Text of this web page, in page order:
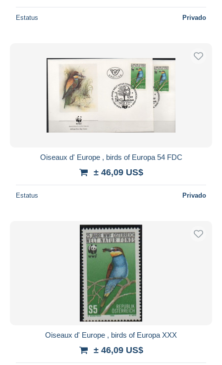
Estatus Privado
Oiseaux d' Europe , birds of Europa 54 FDC
± 46,09 US$
Estatus Privado
Oiseaux d' Europe , birds of Europa XXX
± 46,09 US$